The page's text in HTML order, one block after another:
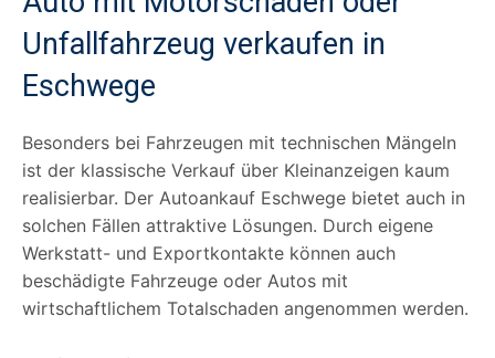
Unfallfahrzeug verkaufen in
Eschwege
Besonders bei Fahrzeugen mit technischen Mängeln
ist der klassische Verkauf über Kleinanzeigen kaum
realisierbar. Der Autoankauf Eschwege bietet auch in
solchen Fällen attraktive Lösungen. Durch eigene
Werkstatt- und Exportkontakte können auch
beschädigte Fahrzeuge oder Autos mit
wirtschaftlichem Totalschaden angenommen werden.